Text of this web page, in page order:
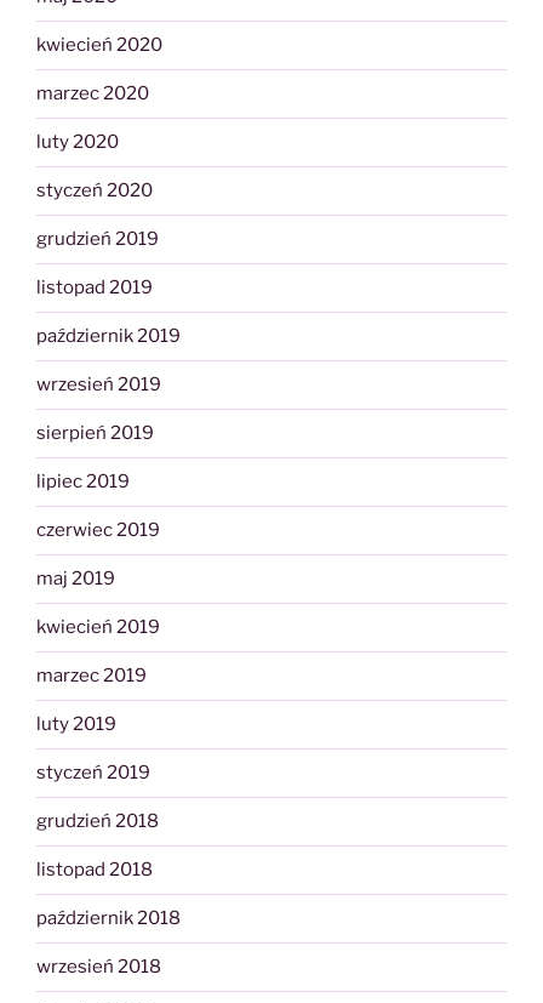
kwiecień 2020
marzec 2020
luty 2020
styczeń 2020
grudzień 2019
listopad 2019
październik 2019
wrzesień 2019
sierpień 2019
lipiec 2019
czerwiec 2019
maj 2019
kwiecień 2019
marzec 2019
luty 2019
styczeń 2019
grudzień 2018
listopad 2018
październik 2018
wrzesień 2018